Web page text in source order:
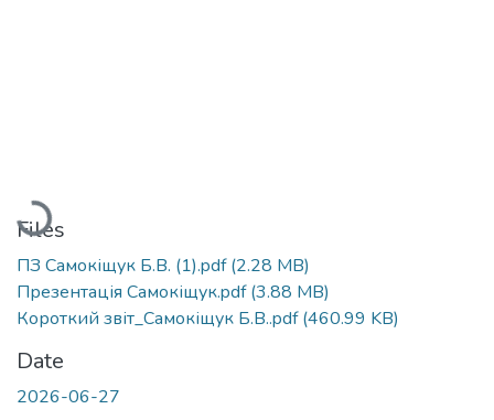
Loading...
Files
ПЗ Самокіщук Б.В. (1).pdf(2.28 MB)
Презентація Самокіщук.pdf(3.88 MB)
Короткий звіт_Самокіщук Б.В..pdf(460.99 KB)
Date
2026-06-27